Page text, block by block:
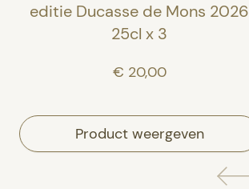
editie Ducasse de Mons 2026
25cl x 3
€ 20,00
Product weergeven